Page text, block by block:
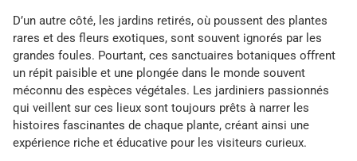
D’un autre côté, les jardins retirés, où poussent des plantes
rares et des fleurs exotiques, sont souvent ignorés par les
grandes foules. Pourtant, ces sanctuaires botaniques offrent
un répit paisible et une plongée dans le monde souvent
méconnu des espèces végétales. Les jardiniers passionnés
qui veillent sur ces lieux sont toujours prêts à narrer les
histoires fascinantes de chaque plante, créant ainsi une
expérience riche et éducative pour les visiteurs curieux.